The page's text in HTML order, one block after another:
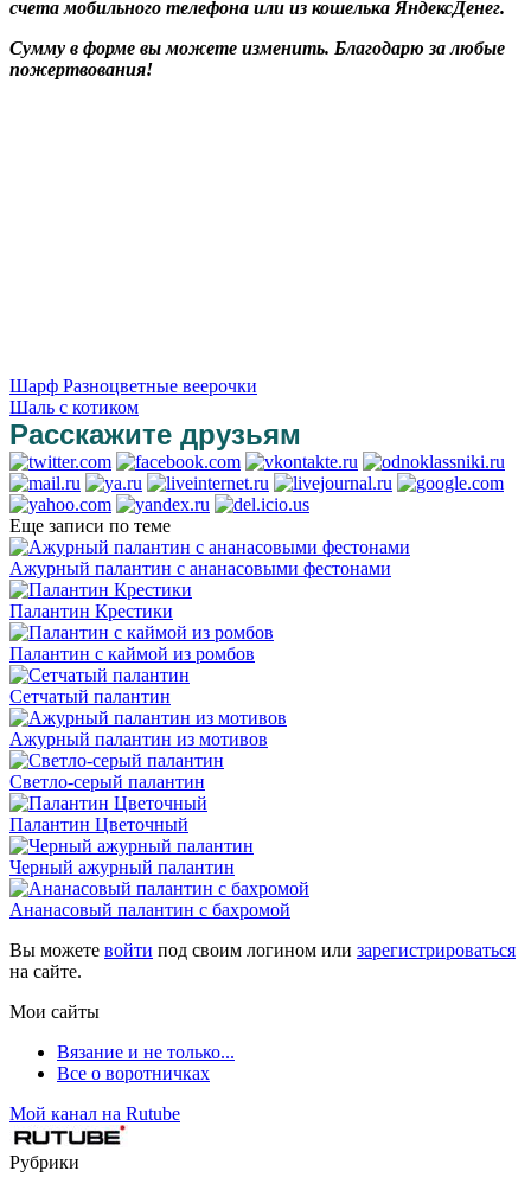
счета мобильного телефона или из кошелька ЯндексДенег.
Сумму в форме вы можете изменить. Благодарю за любые
пожертвования!
Шарф Разноцветные веерочки
Шаль с котиком
Расскажите друзьям
Еще записи по теме
Ажурный палантин с ананасовыми фестонами
Палантин Крестики
Палантин с каймой из ромбов
Сетчатый палантин
Ажурный палантин из мотивов
Светло-серый палантин
Палантин Цветочный
Черный ажурный палантин
Ананасовый палантин с бахромой
Вы можете войти под своим логином или зарегистрироваться
на сайте.
Мои сайты
Вязание и не только...
Все о воротничках
Мой канал на Rutube
Рубрики